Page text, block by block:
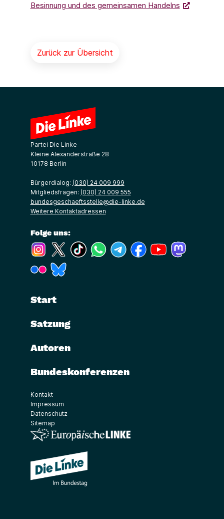
Besinnung und des gemeinsamen Handelns
Zurück zur Übersicht
Partei Die Linke
Kleine Alexanderstraße 28
10178 Berlin
Bürgerdialog: (030) 24 009 999
Mitgliedsfragen: (030) 24 009 555
bundesgeschaeftsstelle@die-linke.de
Weitere Kontaktadressen
Folge uns:
(Link öffnet ein neues Fenster)
(Link öffnet ein neues Fenster)
(Link öffnet ein neues Fenster)
(Link öffnet ein neues Fenster)
(Link öffnet ein neues Fenster)
(Link öffnet ein neues
(Link öffnet ein
(Link öffnet ein neues Fenster)
Start
Satzung
Autoren
Bundeskonferenzen
Kontakt
Impressum
Datenschutz
Sitemap
(Link öffnet ein neues Fenster)